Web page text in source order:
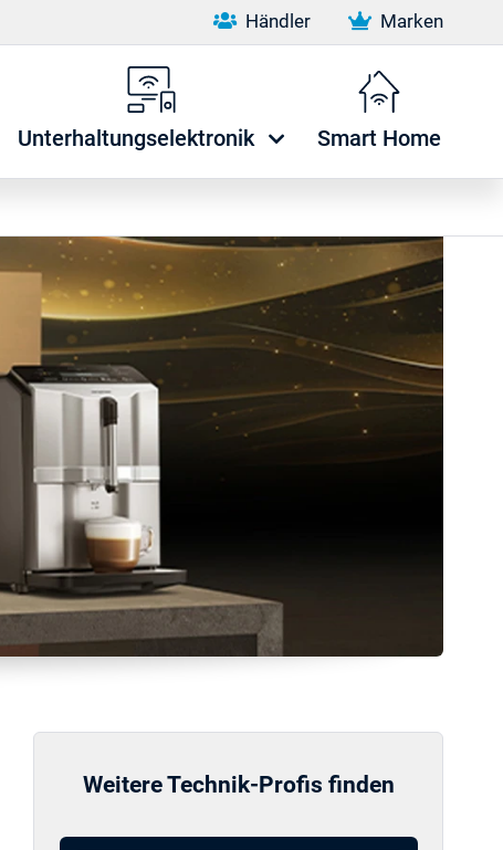
Händler Marken
Unterhaltungselektronik Smart Home
Weitere Technik-Profis finden